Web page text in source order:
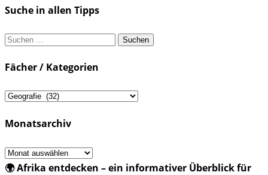
Suche in allen Tipps
Suchen
Fächer / Kategorien
Fächer
Kategorien
Monatsarchiv
Monatsarchiv
🌍 Afrika entdecken – ein informativer Überblick für